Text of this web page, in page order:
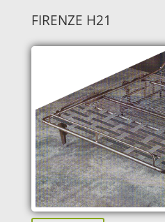
FIRENZE H21